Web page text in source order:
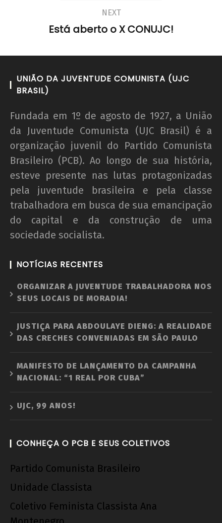
NEXT
Está aberto o X CONUJC!
UNIÃO DA JUVENTUDE COMUNISTA (UJC
BRASIL)
Fundada em 1º de agosto de 1927, a União
da Juventude Comunista (UJC Brasil) é a
organização juvenil do Partido Comunista
Brasileiro (PCB). Ao longo de sua história,
esteve presente nas lutas protagonizadas
pela juventude brasileira e pela classe
trabalhadora em busca de sua emancipação
do capital e da construção de uma
sociedade socialista.
NOTÍCIAS RECENTES
ORGANIZAR A JUVENTUDE TRABALHADORA NOS
SEUS LOCAIS DE MORADIA!
JUSTIÇA PARA ABDOULAYE DIENG: A REALIDADE
DAS CRECHES CONVENIADAS EM SÃO PAULO
MANIFESTO DE LANÇAMENTO DA CAMPANHA
NACIONAL: “1 REAL POR CUBA”
UJC, 99 ANOS!
CONHEÇA O PCB E SEUS COLETIVOS
Partido Comunista Brasileiro
Unidade Classista
Coletivo Feminista Classista Ana